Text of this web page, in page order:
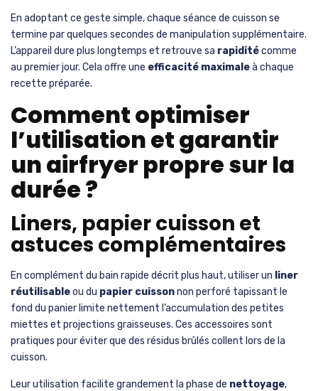
En adoptant ce geste simple, chaque séance de cuisson se
termine par quelques secondes de manipulation supplémentaire.
L’appareil dure plus longtemps et retrouve sa rapiditécomme
au premier jour. Cela offre une efficacité maximaleà chaque
recette préparée.
Comment optimiser
l’utilisation et garantir
un airfryer propre sur la
durée ?
Liners, papier cuisson et
astuces complémentaires
En complément du bain rapide décrit plus haut, utiliser un liner
réutilisableou du papier cuissonnon perforé tapissant le
fond du panier limite nettement l’accumulation des petites
miettes et projections graisseuses. Ces accessoires sont
pratiques pour éviter que des résidus brûlés collent lors de la
cuisson.
Leur utilisation facilite grandement la phase de nettoyage,